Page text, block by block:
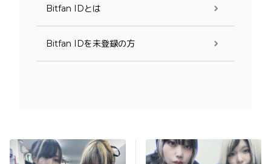
Bitfan IDとは
Bitfan IDを未登録の方